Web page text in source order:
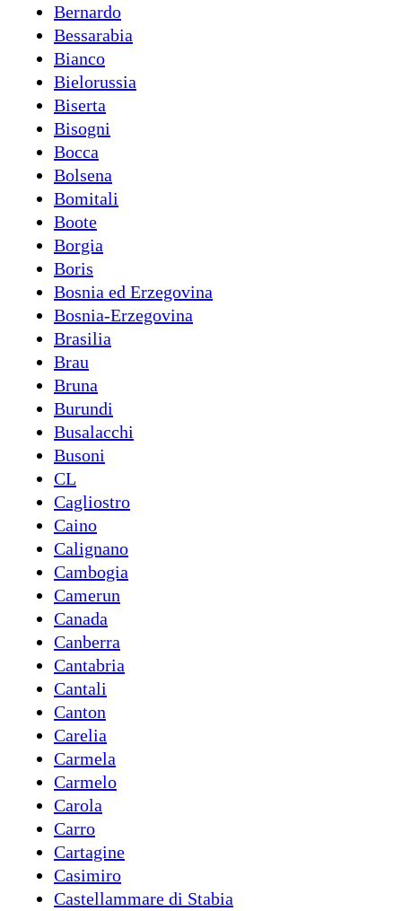
Bernardo
Bessarabia
Bianco
Bielorussia
Biserta
Bisogni
Bocca
Bolsena
Bomitali
Boote
Borgia
Boris
Bosnia ed Erzegovina
Bosnia-Erzegovina
Brasilia
Brau
Bruna
Burundi
Busalacchi
Busoni
CL
Cagliostro
Caino
Calignano
Cambogia
Camerun
Canada
Canberra
Cantabria
Cantali
Canton
Carelia
Carmela
Carmelo
Carola
Carro
Cartagine
Casimiro
Castellammare di Stabia